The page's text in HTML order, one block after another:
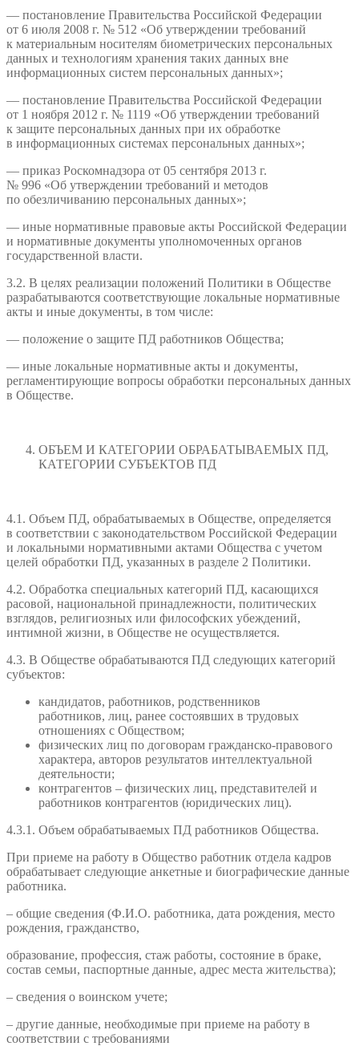
— постановление Правительства Российской Федерации
от 6 июля 2008 г. № 512 «Об утверждении требований
к материальным носителям биометрических персональных
данных и технологиям хранения таких данных вне
информационных систем персональных данных»;
— постановление Правительства Российской Федерации
от 1 ноября 2012 г. № 1119 «Об утверждении требований
к защите персональных данных при их обработке
в информационных системах персональных данных»;
— приказ Роскомнадзора от 05 сентября 2013 г.
№ 996 «Об утверждении требований и методов
по обезличиванию персональных данных»;
— иные нормативные правовые акты Российской Федерации
и нормативные документы уполномоченных органов
государственной власти.
3.2. В целях реализации положений Политики в Обществе
разрабатываются соответствующие локальные нормативные
акты и иные документы, в том числе:
— положение о защите ПД работников Общества;
— иные локальные нормативные акты и документы,
регламентирующие вопросы обработки персональных данных
в Обществе.
ОБЪЕМ И КАТЕГОРИИ ОБРАБАТЫВАЕМЫХ ПД,
КАТЕГОРИИ СУБЪЕКТОВ ПД
4.1. Объем ПД, обрабатываемых в Обществе, определяется
в соответствии с законодательством Российской Федерации
и локальными нормативными актами Общества с учетом
целей обработки ПД, указанных в разделе 2 Политики.
4.2. Обработка специальных категорий ПД, касающихся
расовой, национальной принадлежности, политических
взглядов, религиозных или философских убеждений,
интимной жизни, в Обществе не осуществляется.
4.3. В Обществе обрабатываются ПД следующих категорий
субъектов:
кандидатов, работников, родственников
работников, лиц, ранее состоявших в трудовых
отношениях с Обществом;
физических лиц по договорам гражданско-правового
характера, авторов результатов интеллектуальной
деятельности;
контрагентов – физических лиц, представителей и
работников контрагентов (юридических лиц).
4.3.1. Объем обрабатываемых ПД работников Общества.
При приеме на работу в Общество работник отдела кадров
обрабатывает следующие анкетные и биографические данные
работника.
– общие сведения (Ф.И.О. работника, дата рождения, место
рождения, гражданство,
образование, профессия, стаж работы, состояние в браке,
состав семьи, паспортные данные, адрес места жительства);
– сведения о воинском учете;
– другие данные, необходимые при приеме на работу в
соответствии с требованиями